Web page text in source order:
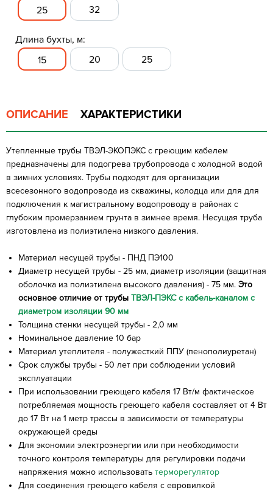
25
32
Длина бухты, м:
15
20 25
ОПИСАНИЕ ХАРАКТЕРИСТИКИ
Утепленные трубы ТВЭЛ-ЭКОПЭКС с греющим кабелем
предназначены для подогрева трубопровода с холодной водой
в зимних условиях. Трубы подходят для организации
всесезонного водопровода из скважины, колодца или для для
подключения к магистральному водопроводу в районах с
глубоким промерзанием грунта в зимнее время. Несущая труба
изготовлена из полиэтилена низкого давления.
Материал несущей трубы - ПНД ПЭ100
Диаметр несущей трубы - 25 мм, диаметр изоляции (защитная
оболочка из полиэтилена высокого давления) - 75 мм. Это
основное отличие от трубы ТВЭЛ-ПЭКС с кабель-каналом с
диаметром изоляции 90 мм
Толщина стенки несущей трубы - 2,0 мм
Номинальное давление 10 бар
Материал утеплителя - полужесткий ППУ (пенополиуретан)
Срок службы трубы - 50 лет при соблюдении условий
эксплуатации
При использовании греющего кабеля 17 Вт/м фактическое
потребляемая мощность греющего кабеля составляет от 4 Вт
до 17 Вт на 1 метр трассы в зависимости от температуры
окружающей среды
Для экономии электроэнергии или при необходимости
точного контроля температуры для регулировки подачи
напряжения можно использовать терморегулятор
Для соединения греющего кабеля с евровилкой